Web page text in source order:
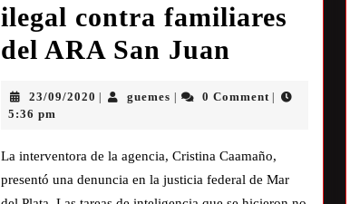
ilegal contra familiares
del ARA San Juan
23/09/2020 guemes 0 Comment
5:36 pm
La interventora de la agencia, Cristina Caamaño,
presentó una denuncia en la justicia federal de Mar